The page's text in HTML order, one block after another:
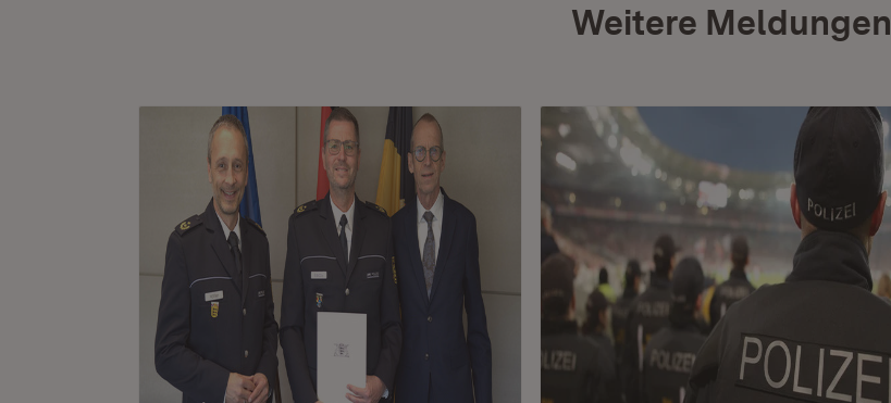
Weitere Meldungen